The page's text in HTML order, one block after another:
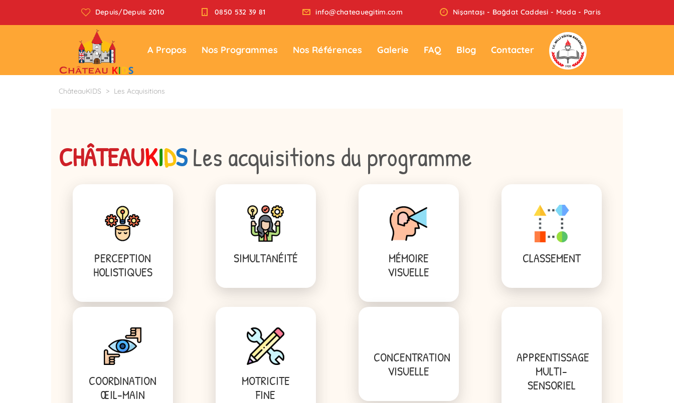
Depuis/Depuis 2010 0850 532 39 81 info@chateauegitim.com Nişantaşı - Bağdat Caddesi - Moda - Paris
A Propos Nos Programmes Nos Références Galerie FAQ Blog Contacter
ChâteauKIDS > Les Acquisitions
CHÂTEAUKIDSLes acquisitions du programme
PERCEPTION
HOLISTIQUES
SIMULTANÉITÉ
MÉMOIRE
VISUELLE
CLASSEMENT
COORDINATION
ŒIL-MAIN
MOTRICITE
FINE
CONCENTRATION
VISUELLE
APPRENTISSAGE
MULTI-
SENSORIEL